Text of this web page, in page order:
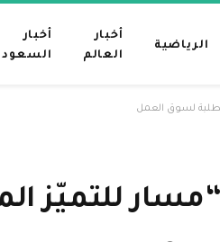
الرياضية
أخبار
العالم
أخبار
لسوق العمل
للتميّز